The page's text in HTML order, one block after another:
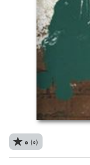
0 (0)